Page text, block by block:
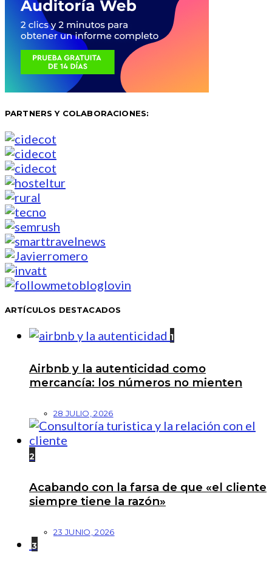
PARTNERS Y COLABORACIONES:
ARTÍCULOS DESTACADOS
1
Airbnb y la autenticidad como
mercancía: los números no mienten
28 JULIO, 2026
2
Acabando con la farsa de que «el cliente
siempre tiene la razón»
23 JUNIO, 2026
3